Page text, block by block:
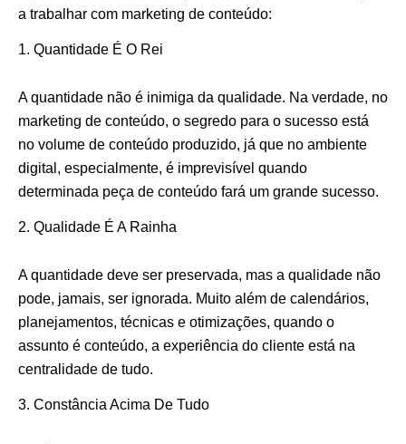
a trabalhar com marketing de conteúdo:
Quantidade É O Rei
A quantidade não é inimiga da qualidade. Na verdade, no
marketing de conteúdo, o segredo para o sucesso está
no volume de conteúdo produzido, já que no ambiente
digital, especialmente, é imprevisível quando
determinada peça de conteúdo fará um grande sucesso.
Qualidade É A Rainha
A quantidade deve ser preservada, mas a qualidade não
pode, jamais, ser ignorada. Muito além de calendários,
planejamentos, técnicas e otimizações, quando o
assunto é conteúdo, a experiência do cliente está na
centralidade de tudo.
Constância Acima De Tudo